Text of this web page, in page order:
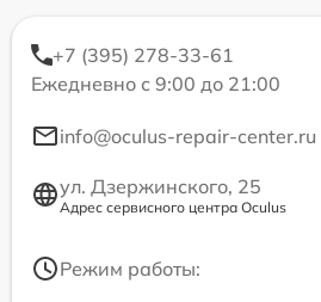
+7 (395) 278-33-61
Ежедневно с 9:00 до 21:00
info@oculus-repair-center.ru
ул. Дзержинского, 25
Адрес сервисного центра Oculus
Режим работы: